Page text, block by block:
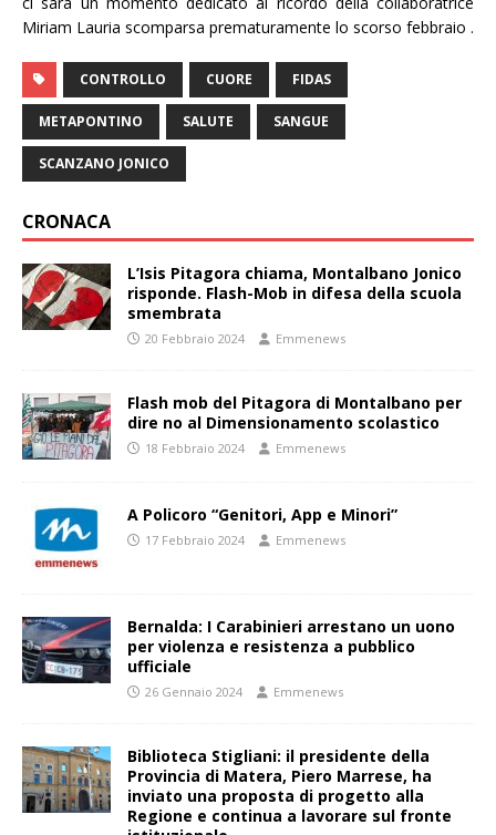
Miriam Lauria scomparsa prematuramente lo scorso febbraio .
CONTROLLO CUORE FIDAS
METAPONTINO SALUTE SANGUE
SCANZANO JONICO
CRONACA
L’Isis Pitagora chiama, Montalbano Jonico
risponde. Flash-Mob in difesa della scuola
smembrata
20 Febbraio 2024 Emmenews
Flash mob del Pitagora di Montalbano per
dire no al Dimensionamento scolastico
18 Febbraio 2024 Emmenews
A Policoro “Genitori, App e Minori”
17 Febbraio 2024 Emmenews
Bernalda: I Carabinieri arrestano un uono
per violenza e resistenza a pubblico
ufficiale
26 Gennaio 2024 Emmenews
Biblioteca Stigliani: il presidente della
Provincia di Matera, Piero Marrese, ha
inviato una proposta di progetto alla
Regione e continua a lavorare sul fronte